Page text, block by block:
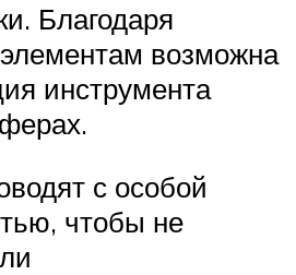
Благодаря
возможна
инструмента
с особой
чтобы не